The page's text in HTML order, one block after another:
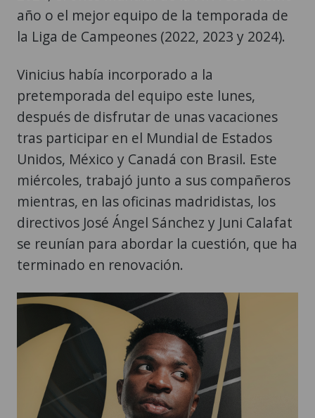
año o el mejor equipo de la temporada de
la Liga de Campeones (2022, 2023 y 2024).
Vinicius había incorporado a la
pretemporada del equipo este lunes,
después de disfrutar de unas vacaciones
tras participar en el Mundial de Estados
Unidos, México y Canadá con Brasil. Este
miércoles, trabajó junto a sus compañeros
mientras, en las oficinas madridistas, los
directivos José Ángel Sánchez y Juni Calafat
se reunían para abordar la cuestión, que ha
terminado en renovación.